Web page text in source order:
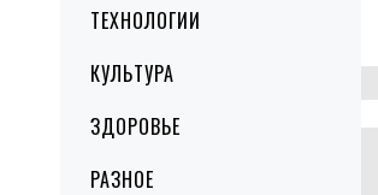
ТЕХНОЛОГИИ
КУЛЬТУРА
ЗДОРОВЬЕ
РАЗНОЕ